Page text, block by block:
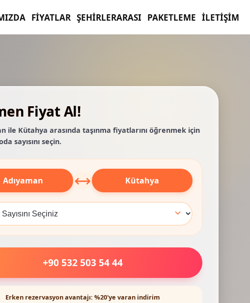
FIYATLAR ŞEHIRLERARASI PAKETLEME İLETIŞIM
Fiyat Al!
ile Kütahya arasında taşınma fiyatlarını öğrenmek için
sayısını seçin.
Adıyaman ⟷ Kütahya
+90 532 503 54 44
Erken rezervasyon avantajı: %20'ye varan indirim